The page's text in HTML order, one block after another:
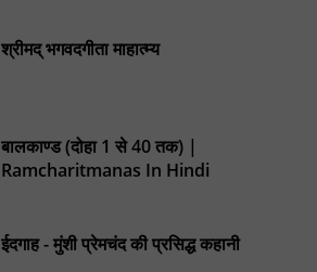
श्रीमद् भगवदगीता माहात्म्य
बालकाण्ड (दोहा 1 से 40 तक) |
Ramcharitmanas In Hindi
ईदगाह - मुंशी प्रेमचंद की प्रसिद्ध कहानी